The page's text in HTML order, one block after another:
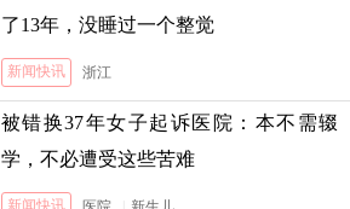
了13年，没睡过一个整觉
新闻快讯 浙江
被错换37年女子起诉医院：本不需辍
学，不必遭受这些苦难
新闻快讯